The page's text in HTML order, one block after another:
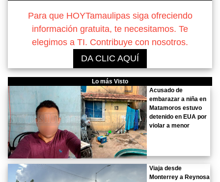
Para que HOYTamaulipas siga ofreciendo
información gratuita, te necesitamos. Te
elegimos a TI. Contribuye con nosotros.
DA CLIC AQUÍ
Lo más Visto
Acusado de
embarazar a niña en
Matamoros estuvo
detenido en EUA por
violar a menor
Viaja desde
Monterrey a Reynosa